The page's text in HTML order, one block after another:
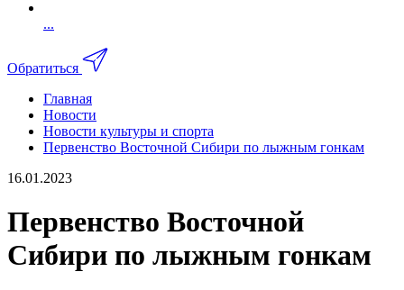
...
Обратиться
Главная
Новости
Новости культуры и спорта
Первенство Восточной Сибири по лыжным гонкам
16.01.2023
Первенство Восточной
Сибири по лыжным гонкам